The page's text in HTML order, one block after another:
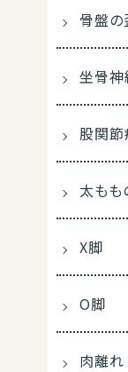
骨盤の
坐骨神
股関
太もも
X脚
O脚
肉離れ